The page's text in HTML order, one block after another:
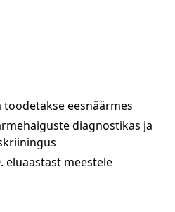
eesnäärmes
diagnostikas ja
eluaastast meestele